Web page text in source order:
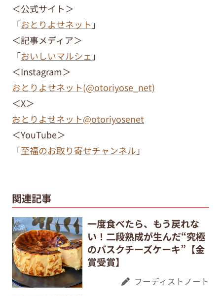
＜公式サイト＞
「おとりよせネット 」
＜記事メディア＞
「おいしいマルシェ 」
＜Instagram＞
おとりよせネット(@otoriyose_net)
＜X＞
おとりよせネット@otoriyosenet
＜YouTube＞
「至福のお取り寄せチャンネル 」
関連記事
一度食べたら、もう戻れな
い！二段熟成が生んだ“究極
のバスクチーズケーキ”【金
賞受賞】
フーディストノート